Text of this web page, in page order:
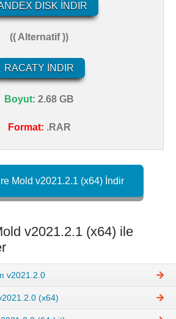
DISK İNDIR
(( Alternatif ))
RACATY İNDIR
Boyut: 2.68 GB
Format: .RAR
Mold v2021.2.1 (x64) İndir
v2021.2.1 (x64) ile
v2021.2.0
(x64)